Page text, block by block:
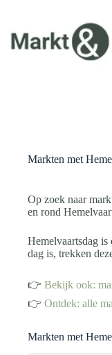
de
inhoud
Markten met
Op zoek naar
en rond
Hemelvaartsdag is
dag is, trekken
👉 Bekijk ook:
👉 Ontdek: alle
Markten met